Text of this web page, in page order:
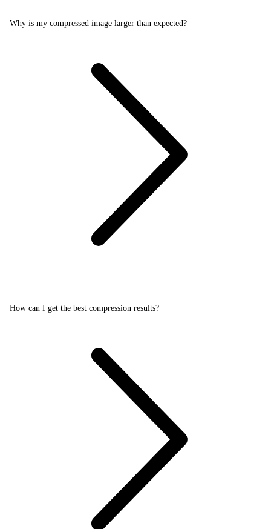
Why is my compressed image larger than expected?
How can I get the best compression results?